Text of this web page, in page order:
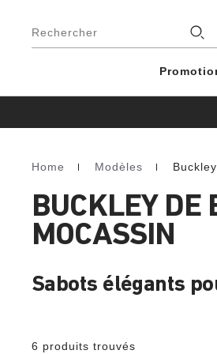
Rechercher
Homepage
Home Modèles Buckley
BUCKLEY DE
MOCASSIN
Sabots élégants
6 produits trouvés